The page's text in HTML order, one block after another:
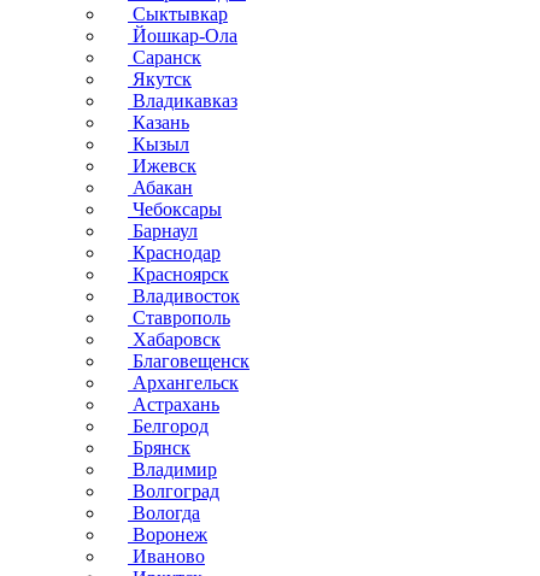
Сыктывкар
Йошкар-Ола
Саранск
Якутск
Владикавказ
Казань
Кызыл
Ижевск
Абакан
Чебоксары
Барнаул
Краснодар
Красноярск
Владивосток
Ставрополь
Хабаровск
Благовещенск
Архангельск
Астрахань
Белгород
Брянск
Владимир
Волгоград
Вологда
Воронеж
Иваново